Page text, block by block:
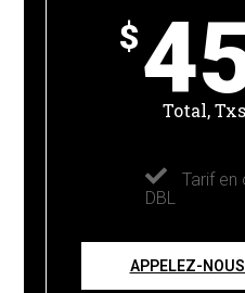
$
Total,
Tarif en
DBL
APPELEZ-